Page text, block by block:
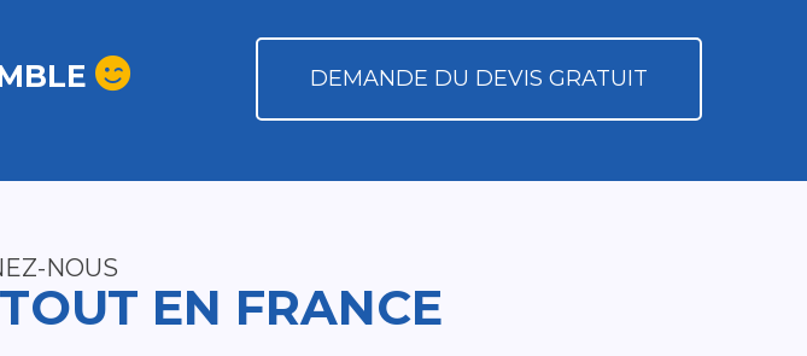
DEMANDE DU DEVIS GRATUIT
NOUS
EN FRANCE